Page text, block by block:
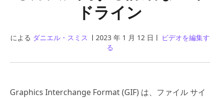
ドライン
による ダニエル・スミス 2023 年 1 月 12 日
ビデオを編集す
る
Graphics Interchange Format (GIF) は、ファイル サイ